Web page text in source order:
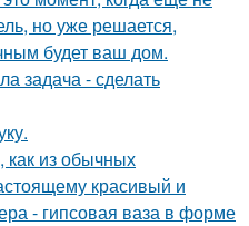
но уже решается,
будет ваш дом.
задача - сделать
как из обычных
красивый и
- гипсовая ваза в форме